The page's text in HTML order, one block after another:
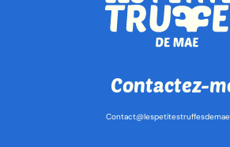
Contactez-